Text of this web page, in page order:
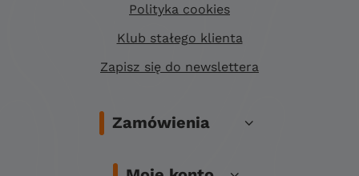
Polityka cookies
Klub stałego klienta
Zapisz się do newslettera
Zamówienia